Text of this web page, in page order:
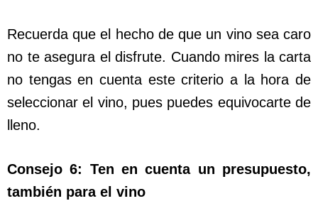
Recuerda que el hecho de que un vino sea caro
no te asegura el disfrute. Cuando mires la carta
no tengas en cuenta este criterio a la hora de
seleccionar el vino, pues puedes equivocarte de
lleno.
Consejo 6: Ten en cuenta un presupuesto,
también para el vino